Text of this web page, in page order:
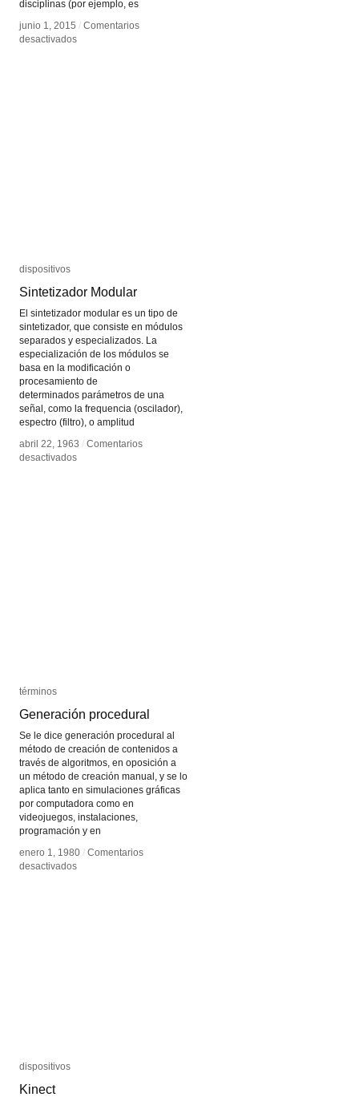
disciplinas (por ejemplo, es
junio 1, 2015 / Comentarios
desactivadosen
junio 1, 2015 / Comentarios
desactivadosen
dispositivos
Sintetizador Modular
El sintetizador modular es un tipo de
sintetizador, que consiste en módulos
separados y especializados. La
especialización de los módulos se
basa en la modificación o
procesamiento de
determinados parámetros de una
señal, como la frequencia (oscilador),
espectro (filtro), o amplitud
abril 22, 1963 / Comentarios
desactivadosen
dispositivos
Sintetizador Modular
abril 22, 1963 / Comentarios
desactivadosen
términos
Generación procedural
Se le dice generación procedural al
método de creación de contenidos a
través de algoritmos, en oposición a
un método de creación manual, y se lo
aplica tanto en simulaciones gráficas
por computadora como en
videojuegos, instalaciones,
programación y en
enero 1, 1980 / Comentarios
desactivadosen
términos
Generación procedural
enero 1, 1980 / Comentarios
desactivadosen
dispositivos
Kinect
dispositivos
Kinect